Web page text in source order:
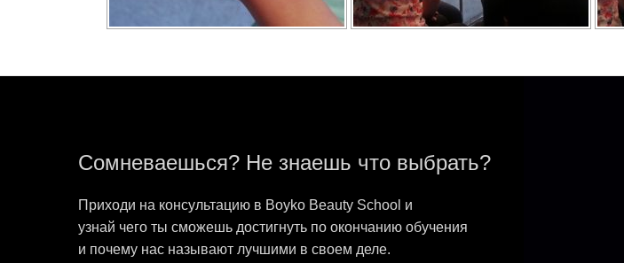
Сомневаешься? Не знаешь что выбрать?
Приходи на консультацию в Boyko Beauty School и
узнай чего ты сможешь достигнуть по окончанию обучения
и почему нас называют лучшими в своем деле.